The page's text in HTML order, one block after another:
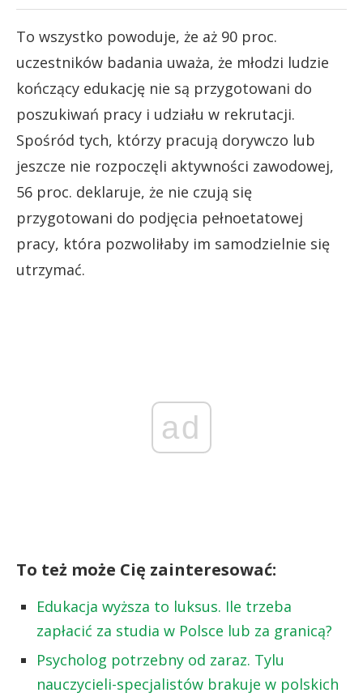
To wszystko powoduje, że aż 90 proc.
uczestników badania uważa, że młodzi ludzie
kończący edukację nie są przygotowani do
poszukiwań pracy i udziału w rekrutacji.
Spośród tych, którzy pracują dorywczo lub
jeszcze nie rozpoczęli aktywności zawodowej,
56 proc. deklaruje, że nie czują się
przygotowani do podjęcia pełnoetatowej
pracy, która pozwoliłaby im samodzielnie się
utrzymać.
ad
To też może Cię zainteresować:
Edukacja wyższa to luksus. Ile trzeba
zapłacić za studia w Polsce lub za granicą?
Psycholog potrzebny od zaraz. Tylu
nauczycieli-specjalistów brakuje w polskich